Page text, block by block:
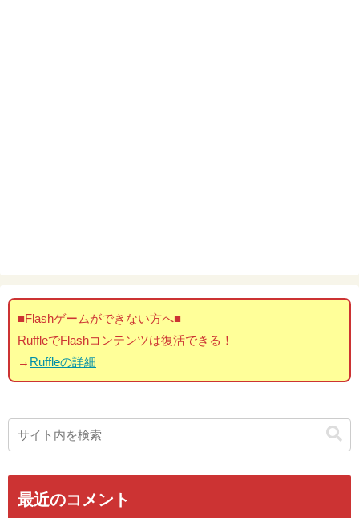
■Flashゲームができない方へ■
RuffleでFlashコンテンツは復活できる！
→ Ruffleの詳細
最近のコメント